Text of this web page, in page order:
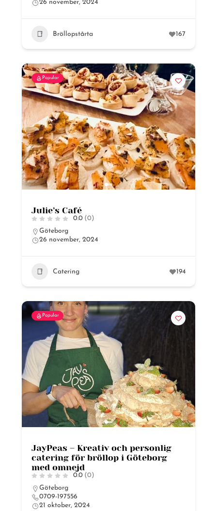
26 november, 2024
Bröllopstårta 167
Popular
Julie’s Café
0.0 (0)
Göteborg
26 november, 2024
Catering 194
Popular
JayPeas – Kreativ och personlig
catering för bröllop i Göteborg
med omnejd
0.0 (0)
Göteborg
0709-197556
21 oktober, 2024